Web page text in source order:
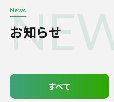
News
お知らせ
すべて